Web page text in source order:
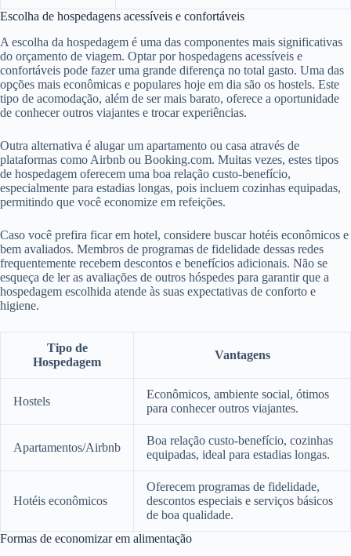
Escolha de hospedagens acessíveis e confortáveis
A escolha da hospedagem é uma das componentes mais significativas
do orçamento de viagem. Optar por hospedagens acessíveis e
confortáveis pode fazer uma grande diferença no total gasto. Uma das
opções mais econômicas e populares hoje em dia são os hostels. Este
tipo de acomodação, além de ser mais barato, oferece a oportunidade
de conhecer outros viajantes e trocar experiências.
Outra alternativa é alugar um apartamento ou casa através de
plataformas como Airbnb ou Booking.com. Muitas vezes, estes tipos
de hospedagem oferecem uma boa relação custo-benefício,
especialmente para estadias longas, pois incluem cozinhas equipadas,
permitindo que você economize em refeições.
Caso você prefira ficar em hotel, considere buscar hotéis econômicos e
bem avaliados. Membros de programas de fidelidade dessas redes
frequentemente recebem descontos e benefícios adicionais. Não se
esqueça de ler as avaliações de outros hóspedes para garantir que a
hospedagem escolhida atende às suas expectativas de conforto e
higiene.
Tipo de
Hospedagem
Vantagens
Hostels
Econômicos, ambiente social, ótimos
para conhecer outros viajantes.
Apartamentos/Airbnb
Boa relação custo-benefício, cozinhas
equipadas, ideal para estadias longas.
Hotéis econômicos
Oferecem programas de fidelidade,
descontos especiais e serviços básicos
de boa qualidade.
Formas de economizar em alimentação